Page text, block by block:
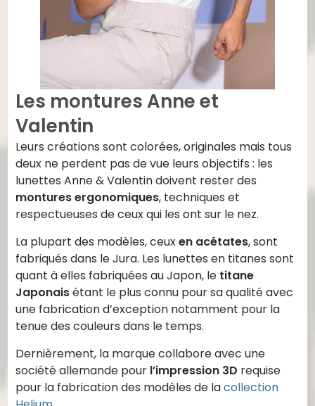
Les montures Anne et
Valentin
Leurs créations sont colorées, originales mais tous
deux ne perdent pas de vue leurs objectifs : les
lunettes Anne & Valentin doivent rester des
montures ergonomiques, techniques et
respectueuses de ceux qui les ont sur le nez.
La plupart des modèles, ceuxen acétates, sont
fabriqués dans le Jura. Les lunettes en titanes sont
quant à elles fabriquées au Japon, le titane
Japonaisétant le plus connu pour sa qualité avec
une fabrication d’exception notamment pour la
tenue des couleurs dans le temps.
Dernièrement, la marque collabore avec une
société allemande pour l’impression 3D requise
pour la fabrication des modèles de lacollection